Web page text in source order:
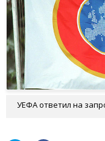
УЕФА ответил на